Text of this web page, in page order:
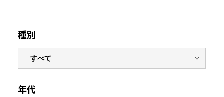
種別
年代